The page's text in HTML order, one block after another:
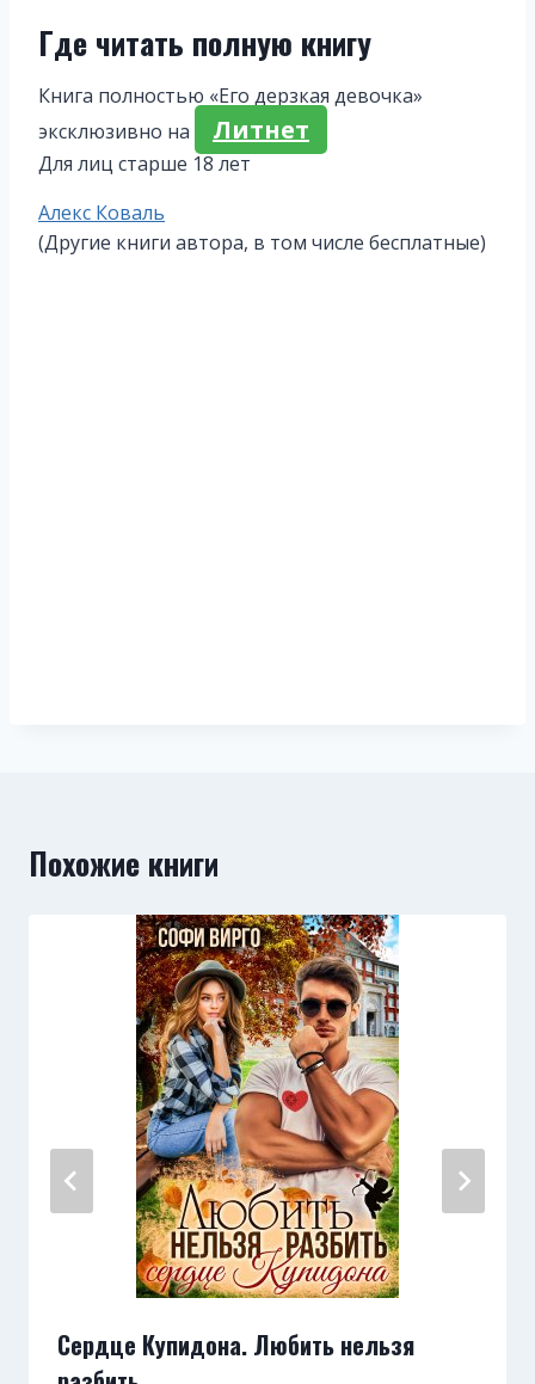
Где читать полную книгу
Книга полностью «Его дерзкая девочка»
эксклюзивно на
Литнет
Для лиц старше 18 лет
Метки
записи:
Алекс Коваль
(Другие книги автора, в том числе бесплатные)
Похожие книги
Сердце Купидона. Любить нельзя